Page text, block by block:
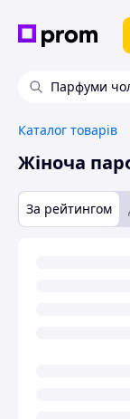
Парфуми
Каталог товарів
Жіноча
За рейтингом